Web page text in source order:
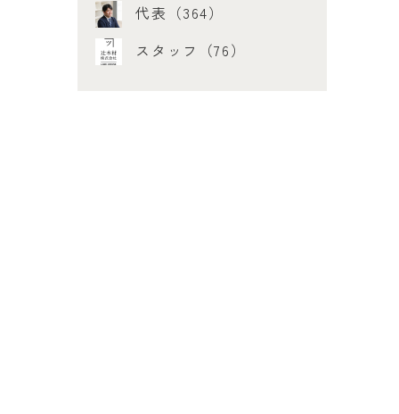
代表（364）
スタッフ（76）